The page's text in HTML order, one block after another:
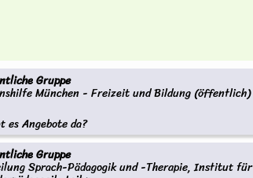
Gruppe
München - Freizeit und Bildung (öffentlich)
es Angebote da?
Gruppe
Sprach-Pädagogik und -Therapie, Institut für